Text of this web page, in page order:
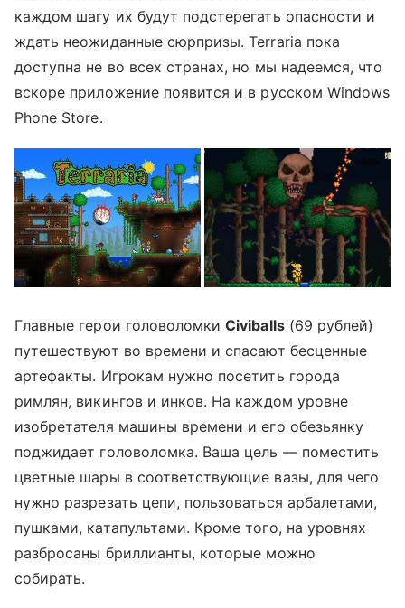
каждом шагу их будут подстерегать опасности и
ждать неожиданные сюрпризы. Terraria пока
доступна не во всех странах, но мы надеемся, что
вскоре приложение появится и в русском Windows
Phone Store.
Главные герои головоломкиCiviballs(69 рублей)
путешествуют во времени и спасают бесценные
артефакты. Игрокам нужно посетить города
римлян, викингов и инков. На каждом уровне
изобретателя машины времени и его обезьянку
поджидает головоломка. Ваша цель — поместить
цветные шары в соответствующие вазы, для чего
нужно разрезать цепи, пользоваться арбалетами,
пушками, катапультами. Кроме того, на уровнях
разбросаны бриллианты, которые можно
собирать.